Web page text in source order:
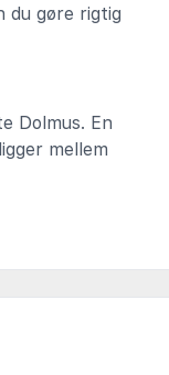
du gøre rigtig
Dolmus. En
ligger mellem